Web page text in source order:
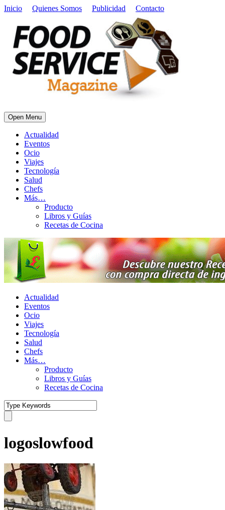
Inicio Quienes Somos Publicidad Contacto
Open Menu
Actualidad
Eventos
Ocio
Viajes
Tecnología
Salud
Chefs
Más…
Producto
Libros y Guías
Recetas de Cocina
Actualidad
Eventos
Ocio
Viajes
Tecnología
Salud
Chefs
Más…
Producto
Libros y Guías
Recetas de Cocina
logoslowfood